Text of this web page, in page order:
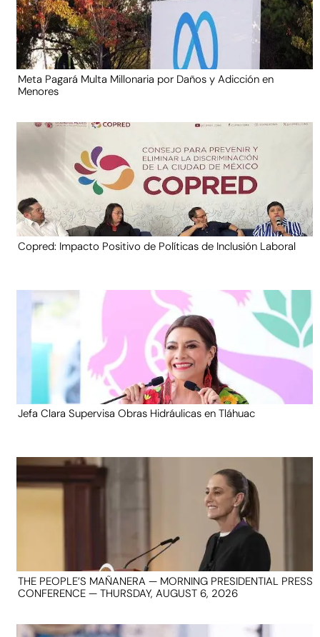
Meta Pagará Multa Millonaria por Daños y Adicción en
Menores
Copred: Impacto Positivo de Políticas de Inclusión Laboral
Jefa Clara Supervisa Obras Hidráulicas en Tláhuac
THE PEOPLE’S MAÑANERA — MORNING PRESIDENTIAL PRESS
CONFERENCE — THURSDAY, AUGUST 6, 2026